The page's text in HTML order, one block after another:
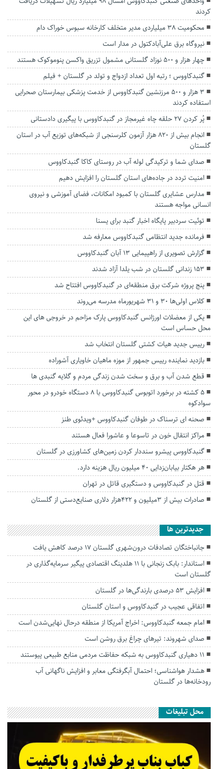
کردند
محکومیت ۳۸ میلیاردی مدیر متخلف کارخانه سبوس خوراک دام
نیروگاه برق علی‌آبادکتول در مدار است
چهار هزار و ۵۰۰ نوزاد گلستانی مشمول تزریق واکسن پنوموکوک هستند
گنبدکاووس ؛ رتبه اول تعداد ازدواج و تولد در گلستان + فیلم
۳ هزار و ۵۰۰ مرزنشین گنبدکاووس از خدمت پزشکی بیمارستان صحرایی
استفاده کردند
پُر کردن ۲۷ حلقه چاه غیرمجاز در گنبدکاووس با پیگیری دادستانی
انجام بیش از ۸۲۰ هزار آزمون کلرسنجی از شبکه‌های توزیع آب در استان
گلستان
صدای شما و ترکیدگی لوله آب در روستای کاکا گنبدکاووس
امنیت تردد در جاده‌های استان گلستان را افزایش دهیم
مدارس عشایری گلستان با کمبود امکانات، فضای آموزشی و نیروی
انسانی مواجه‌ هستند
توئیت سردبیر پایگاه اخبار گنبد برای یسنا
فرمانده جدید انتظامی گنبدکاووس معارفه شد
گزارش تصویری از راهپیمایی 13 آبان گنبدکاووس
۱۵۳ زندانی گلستان در شب یلدا آزاد شدند
پنج پروژه شرکت برق منطقه‌ای در گنبدکاووس افتتاح شد
کلاس اولی‌ها ۳۰ و ۳۱ شهریورماه مدرسه می‌روند
یکی از معضلات اورژانس گنبدکاووس پارک مزاحم در خروجی های این
محل حساس است
رییس جدید هیات کشتی گلستان‌ انتخاب شد
بازدید نماینده رییس جمهور از موزه ماهیان خاویاری آشوراده
قطع شدن آب و برق و سخت شدن زندگی مردم و گلایه گنبدی ها
۵ کشته در برخورد اتوبوس گنبدکاووس با ۸ دستگاه خودرو در محور
سوادکوه
صحنه ای ترسناک در طوفان گنبدکاووس +ویدئوی طنز
مراکز انتقال خون در تاسوعا و عاشورا فعال هستند
گنبدکاووس پیشرو سنددار کردن زمین‌های کشاورزی در گلستان
هر هکتار بیابان‌زدایی ۴۰ میلیون ریال هزینه دارد.
قتل در گنبدکاووس و دستگیری قاتل در تهران
صادرات بیش از ۳میلیون و ۴۲۲هزار دلاری صنایع‌دستی از گلستان
جديدترين ها
جانباختگان تصادفات درون‌شهری گلستان ۱۷ درصد کاهش یافت
استاندار: بابک زنجانی با ۱۱ هلدینگ اقتصادی پیگیر سرمایه‌گذاری در
گلستان است
افزایش ۵۳ درصدی بارندگی‌ها در گلستان
اتفاقی عجیب در‌ گنبدکاووس و استان گلستان
امام جمعه گنبدکاووس: اخراج آمریکا از منطقه درحال نهایی‌شدن است
صدای شهروند: تیرهای چراغ برق روشن است
۱۱ دهیاری گنبدکاووس به شبکه حفاظت مردمی منابع طبیعی پیوستند
هشدار هواشناسی؛ احتمال آبگرفتگی معابر و افزایش ناگهانی آب
رودخانه‌ها در گلستان
محل تبلیغات